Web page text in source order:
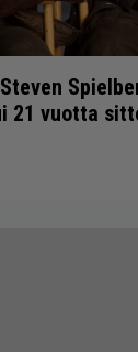
21 vuotta